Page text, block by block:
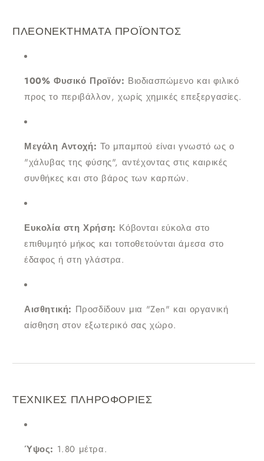
ΠΛΕΟΝΕΚΤΗΜΑΤΑ ΠΡΟΪΟΝΤΟΣ
100% Φυσικό Προϊόν: Βιοδιασπώμενο και φιλικό
προς το περιβάλλον, χωρίς χημικές επεξεργασίες.
Μεγάλη Αντοχή: Το μπαμπού είναι γνωστό ως ο
"χάλυβας της φύσης", αντέχοντας στις καιρικές
συνθήκες και στο βάρος των καρπών.
Ευκολία στη Χρήση: Κόβονται εύκολα στο
επιθυμητό μήκος και τοποθετούνται άμεσα στο
έδαφος ή στη γλάστρα.
Αισθητική: Προσδίδουν μια "Zen" και οργανική
αίσθηση στον εξωτερικό σας χώρο.
ΤΕΧΝΙΚΕΣ ΠΛΗΡΟΦΟΡΙΕΣ
Ύψος: 1.80 μέτρα.